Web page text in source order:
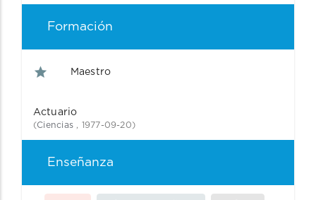
Formación
Maestro
Actuario
(Ciencias, 1977-09-20)
Enseñanza